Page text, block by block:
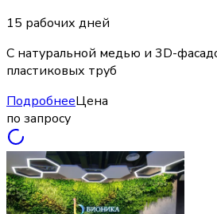
15 рабочих дней
С натуральной медью и 3D-
пластиковых труб
ПодробнееЦена
по запросу